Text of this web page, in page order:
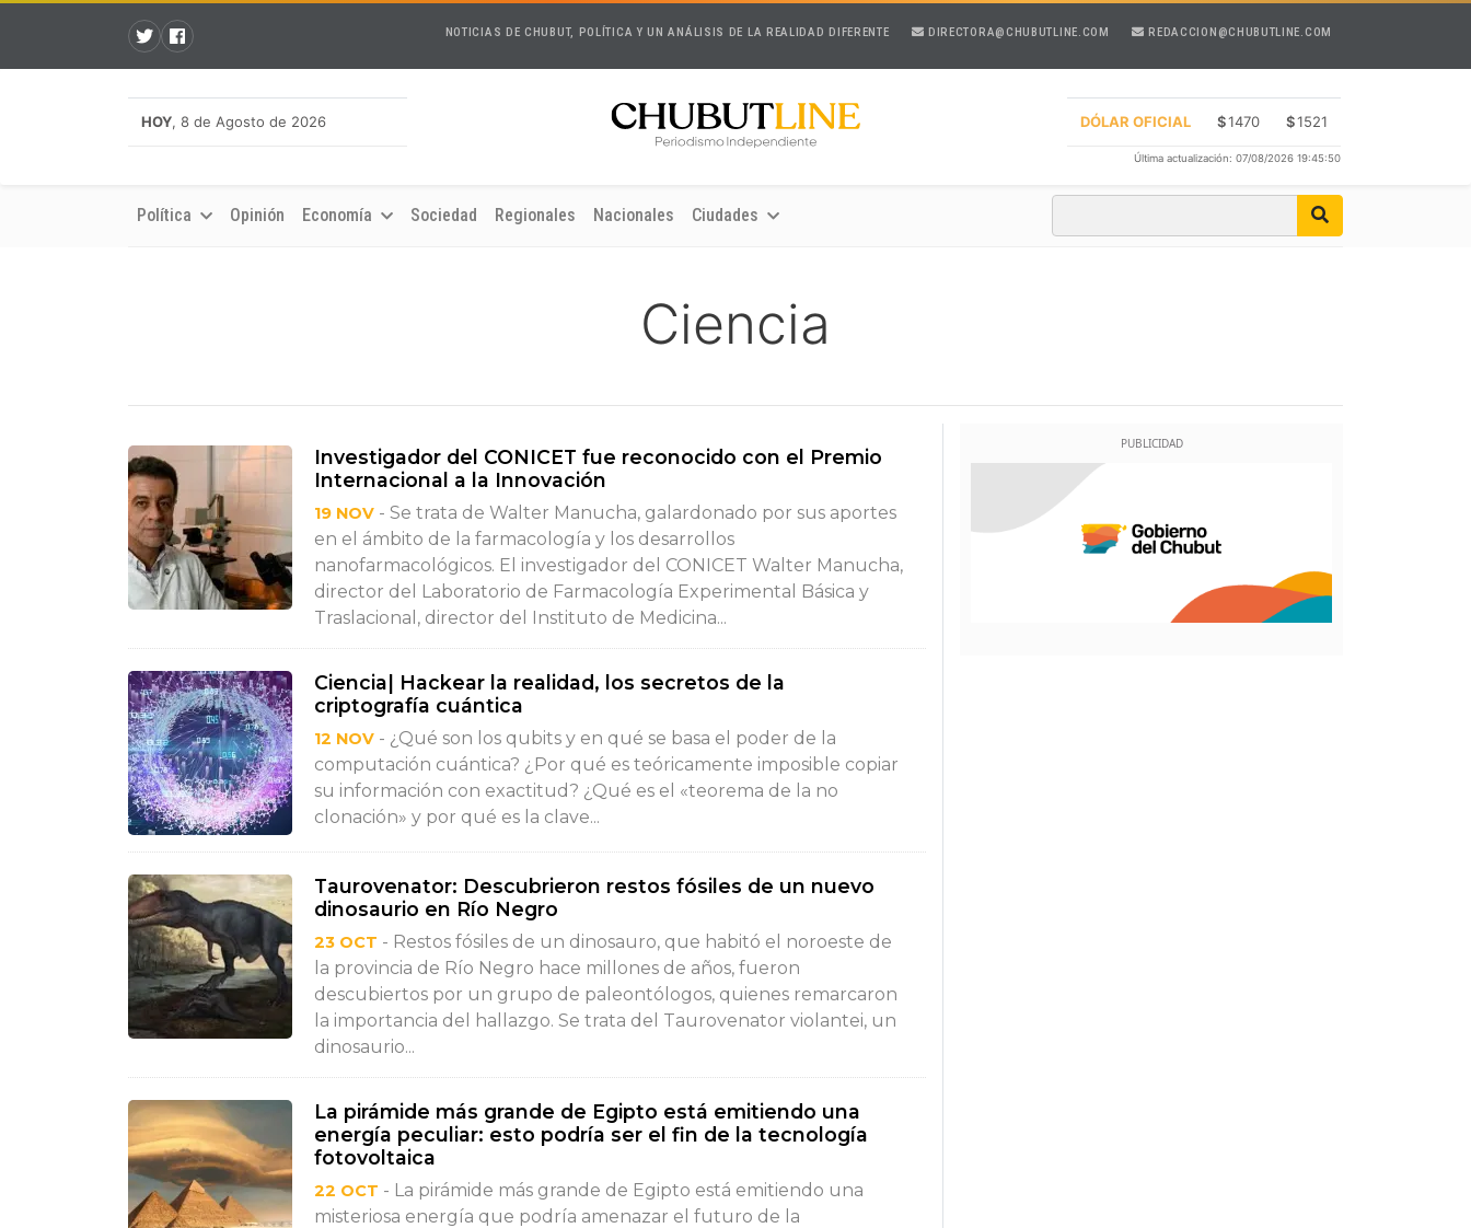
NOTICIAS DE CHUBUT, POLÍTICA Y UN ANÁLISIS DE LA REALIDAD DIFERENTE DIRECTORA@CHUBUTLINE.COM REDACCION@CHUBUTLINE.COM
HOY, 8 de Agosto de 2026 DÓLAR OFICIAL $1470 $1521
Última actualización: 07/08/2026 19:45:50
Política Opinión Economía Sociedad Regionales Nacionales Ciudades
Ciencia
Investigador del CONICET fue reconocido con el Premio
Internacional a la Innovación
19 NOV - Se trata de Walter Manucha, galardonado por sus aportes
en el ámbito de la farmacología y los desarrollos
nanofarmacológicos. El investigador del CONICET Walter Manucha,
director del Laboratorio de Farmacología Experimental Básica y
Traslacional, director del Instituto de Medicina...
Ciencia| Hackear la realidad, los secretos de la
criptografía cuántica
12 NOV - ¿Qué son los qubits y en qué se basa el poder de la
computación cuántica? ¿Por qué es teóricamente imposible copiar
su información con exactitud? ¿Qué es el «teorema de la no
clonación» y por qué es la clave...
Taurovenator: Descubrieron restos fósiles de un nuevo
dinosaurio en Río Negro
23 OCT - Restos fósiles de un dinosauro, que habitó el noroeste de
la provincia de Río Negro hace millones de años, fueron
descubiertos por un grupo de paleontólogos, quienes remarcaron
la importancia del hallazgo. Se trata del Taurovenator violantei, un
dinosaurio...
La pirámide más grande de Egipto está emitiendo una
energía peculiar: esto podría ser el fin de la tecnología
fotovoltaica
22 OCT - La pirámide más grande de Egipto está emitiendo una
misteriosa energía que podría amenazar el futuro de la